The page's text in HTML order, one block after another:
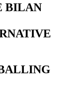
BILAN